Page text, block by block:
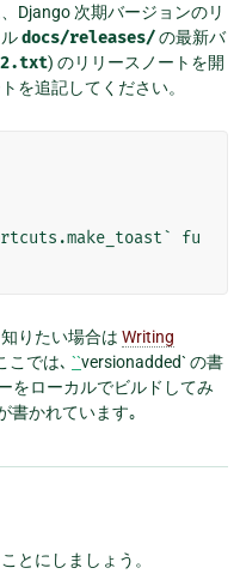
Django 次期バージョンのリ
docs/releases/の最新バ
) のリリースノートを開
を追記してください。
fu
りたい場合は Writing
こでは､ ``versionadded` の書
をローカルでビルドしてみ
書かれています｡
とにしましょう。